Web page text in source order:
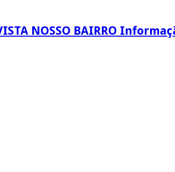
NOSSO BAIRRO